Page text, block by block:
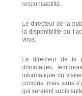
responsabilité.
Le directeur de la
la disponibilité ou
virus.
Le directeur de la
dommages,
informatique du
compris, mais sans
qui seraient subis